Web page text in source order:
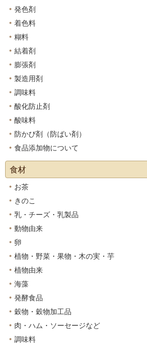
発色剤
着色料
糊料
結着剤
膨張剤
製造用剤
調味料
酸化防止剤
酸味料
防かび剤（防ばい剤）
食品添加物について
食材
お茶
きのこ
乳・チーズ・乳製品
動物由来
卵
植物・野菜・果物・木の実・芋
植物由来
海藻
発酵食品
穀物・穀物加工品
肉・ハム・ソーセージなど
調味料